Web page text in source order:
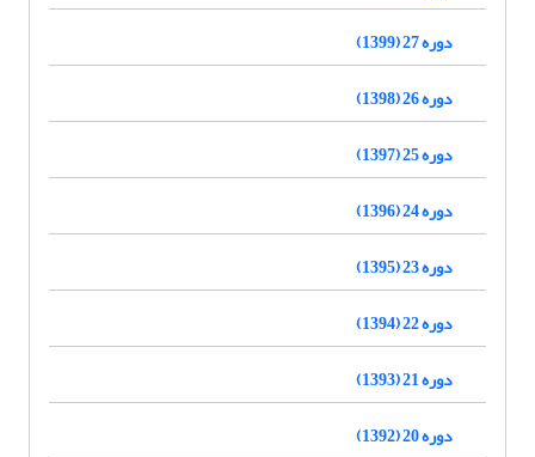
دوره 27 (1399)
دوره 26 (1398)
دوره 25 (1397)
دوره 24 (1396)
دوره 23 (1395)
دوره 22 (1394)
دوره 21 (1393)
دوره 20 (1392)